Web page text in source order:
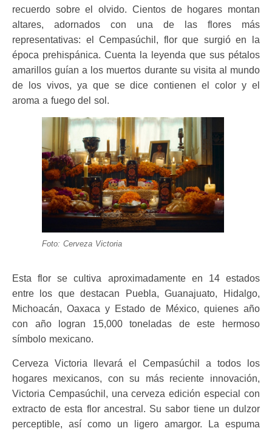
recuerdo sobre el olvido. Cientos de hogares montan
altares, adornados con una de las flores más
representativas: el Cempasúchil, flor que surgió en la
época prehispánica. Cuenta la leyenda que sus pétalos
amarillos guían a los muertos durante su visita al mundo
de los vivos, ya que se dice contienen el color y el
aroma a fuego del sol.
Foto: Cerveza Victoria
Esta flor se cultiva aproximadamente en 14 estados
entre los que destacan Puebla, Guanajuato, Hidalgo,
Michoacán, Oaxaca y Estado de México, quienes año
con año logran 15,000 toneladas de este hermoso
símbolo mexicano.
Cerveza Victoria llevará el Cempasúchil a todos los
hogares mexicanos, con su más reciente innovación,
Victoria Cempasúchil, una cerveza edición especial con
extracto de esta flor ancestral. Su sabor tiene un dulzor
perceptible, así como un ligero amargor. La espuma